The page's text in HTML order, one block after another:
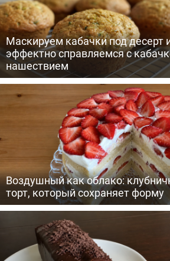
Маскируем кабачки под десерт
эффектно справляемся с
нашествием
Воздушный как облако:
торт, который сохраняет форму